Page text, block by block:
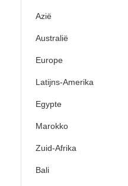
Azië
Australië
Europe
Latijns-Amerika
Egypte
Marokko
Zuid-Afrika
Bali